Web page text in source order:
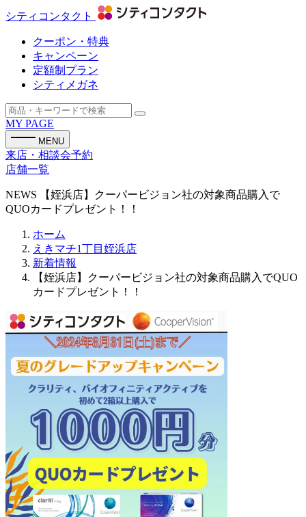
シティコンタクト
クーポン・特典
キャンペーン
定額制プラン
シティメガネ
MY PAGE
MENU
来店・相談会予約
店舗一覧
NEWS
【姪浜店】クーパービジョン社の対象商品購入で
QUOカードプレゼント！！
ホーム
えきマチ1丁目姪浜店
新着情報
【姪浜店】クーパービジョン社の対象商品購入でQUO
カードプレゼント！！